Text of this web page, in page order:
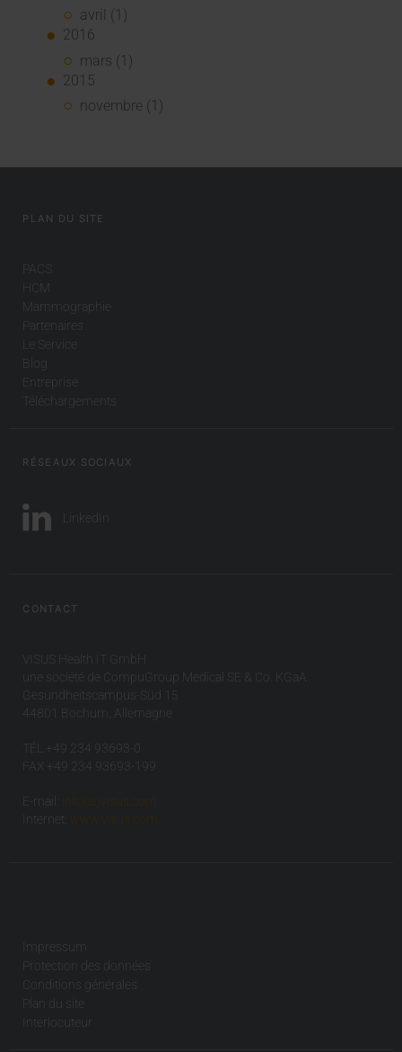
avril (1)
2016
mars (1)
2015
novembre (1)
PLAN DU SITE
PACS
HCM
Mammographie
Partenaires
Le Service
Blog
Entreprise
Téléchargements
RÉSEAUX SOCIAUX
LinkedIn
CONTACT
VISUS Health IT GmbH
une société de CompuGroup Medical SE & Co. KGaA
Gesundheitscampus-Süd 15
44801 Bochum, Allemagne
TÉL +49 234 93693-0
FAX +49 234 93693-199
E-mail:
info(at)visus.com
Internet:
www.visus.com
Impressum
Protection des données
Conditions générales
Plan du site
Interlocuteur